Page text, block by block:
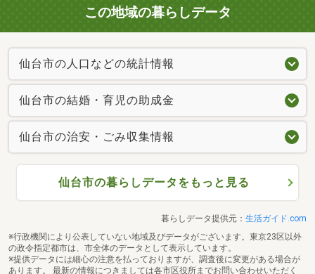
この地域の暮らしデータ
仙台市の人口などの統計情報
仙台市の結婚・育児の助成金
仙台市の治安・ごみ収集情報
仙台市の暮らしデータをもっと見る
暮らしデータ提供元： 生活ガイド.com
※行政機関により公表していない地域及びデータがございます。東京23区以外
の政令指定都市は、市全体のデータとして表示しています。
※提供データには細心の注意を払っておりますが、調査後に変更がある場合が
あります。 最新の情報につきましては各市区役所までお問い合わせいただく